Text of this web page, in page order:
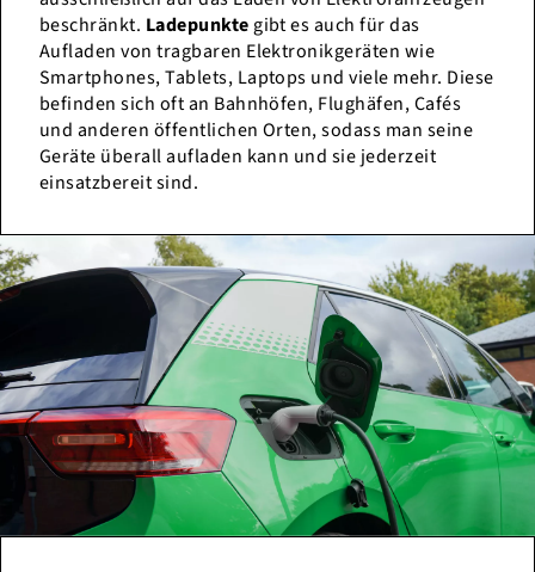
beschränkt. Ladepunkte gibt es auch für das
Aufladen von tragbaren Elektronikgeräten wie
Smartphones, Tablets, Laptops und viele mehr. Diese
befinden sich oft an Bahnhöfen, Flughäfen, Cafés
und anderen öffentlichen Orten, sodass man seine
Geräte überall aufladen kann und sie jederzeit
einsatzbereit sind.